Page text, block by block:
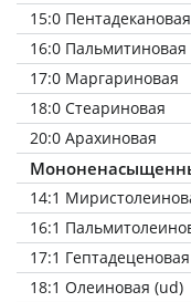
15:0 Пентадекановая
16:0 Пальмитиновая
17:0 Маргариновая
18:0 Стеариновая
20:0 Арахиновая
14:1
16:1
17:1 Гептадеценовая
18:1 Олеиновая (ud)